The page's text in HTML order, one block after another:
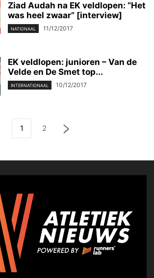
Ziad Audah na EK veldlopen: “Het
was heel zwaar” [interview]
NATIONAAL 11/12/2017
EK veldlopen: junioren – Van de
Velde en De Smet top...
INTERNATIONAAL 10/12/2017
1 2